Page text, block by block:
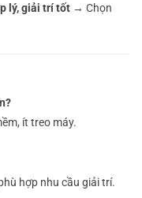
lý, giải trí tốt → Chọn
ít treo máy.
hợp nhu cầu giải trí.